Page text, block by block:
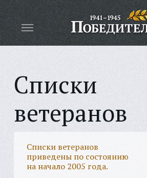
Списки
ветеранов
Списки ветеранов
приведены по состоянию
на начало 2005 года.